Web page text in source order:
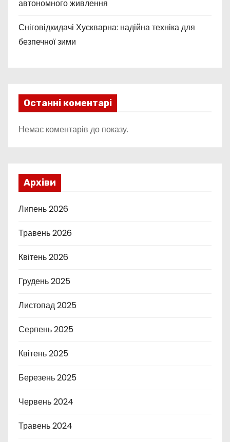
автономного живлення
Сніговідкидачі Хускварна: надійна техніка для
безпечної зими
Останні коментарі
Немає коментарів до показу.
Архіви
Липень 2026
Травень 2026
Квітень 2026
Грудень 2025
Листопад 2025
Серпень 2025
Квітень 2025
Березень 2025
Червень 2024
Травень 2024